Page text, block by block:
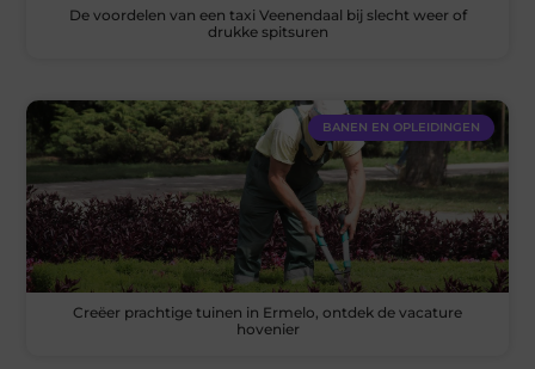
De voordelen van een taxi Veenendaal bij slecht weer of
drukke spitsuren
BANEN EN OPLEIDINGEN
Creëer prachtige tuinen in Ermelo, ontdek de vacature
hovenier